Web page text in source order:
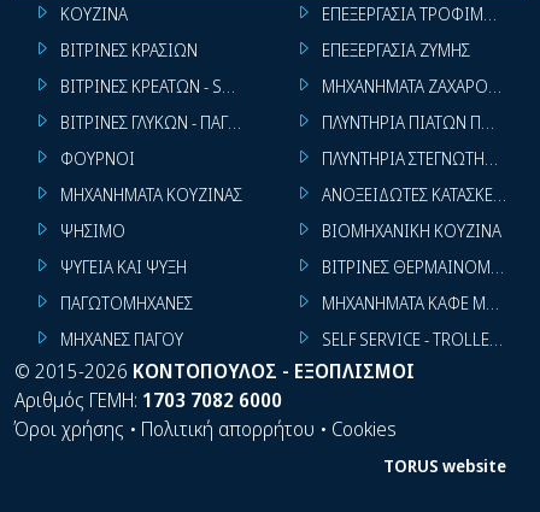
ΚΟΥΖΙΝΑ
ΒΙΤΡΙΝΕΣ ΚΡΑΣΙΩΝ
ΒΙΤΡΙΝΕΣ ΚΡΕΑΤΩΝ - SUPER MARKET
ΒΙΤΡΙΝΕΣ ΓΛΥΚΩΝ - ΠΑΓΩΤΩΝ
ΦΟΥΡΝΟΙ
ΜΗΧΑΝΗΜΑΤΑ ΚΟΥΖΙΝΑΣ
ΨΗΣΙΜΟ
ΨΥΓΕΙΑ ΚΑΙ ΨΥΞΗ
ΠΑΓΩΤΟΜΗΧΑΝΕΣ
ΜΗΧΑΝΕΣ ΠΑΓΟΥ
ΕΠΕΞΕΡΓΑΣΙΑ ΤΡΟΦΙΜΩΝ
ΕΠΕΞΕΡΓΑΣΙΑ ΖΥΜΗΣ
ΜΗΧΑΝΗΜΑΤΑ
ΠΛΥΝΤΗΡΙΑ ΠΙΑΤΩΝ
ΠΛΥΝΤΗΡΙΑ ΣΤΕΓΝΩΤΗΡΙΑ
ΑΝΟΞΕΙΔΩΤΕΣ ΚΑΤΑΣΚΕΥΕΣ
ΒΙΟΜΗΧΑΝΙΚΗ ΚΟΥΖΙΝΑ
ΒΙΤΡΙΝΕΣ ΘΕΡΜΑΙΝΟΜΕΝΕΣ
ΜΗΧΑΝΗΜΑΤΑ ΚΑΦΕ ΜΠΑΡ
SELF SERVICE - TROLLEY -
© 2015-2026 ΚΟΝΤΟΠΟΥΛΟΣ - ΕΞΟΠΛΙΣΜΟΙ
Αριθμός ΓΕΜΗ: 1703 7082 6000
Όροι χρήσης • Πολιτική απορρήτου • Cookies
TORUS website